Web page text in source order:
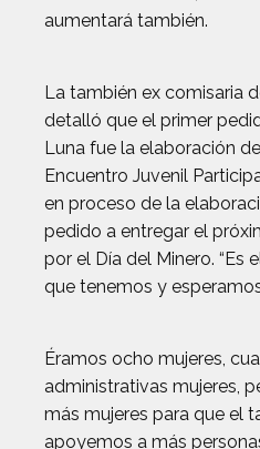
aumentará también.
La también ex comisaria
detalló que el primer
Luna fue la elaboración
Encuentro Juvenil
en proceso de la
pedido a entregar el
por el Día del Minero. “Es
que tenemos y
Éramos ocho mujeres,
administrativas mujeres,
más mujeres para que el
apoyemos a más